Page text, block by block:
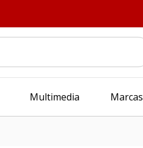
Multimedia Marcas